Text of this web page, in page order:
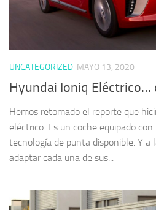
UNCATEGORIZED MAYO 13, 2020
Hyundai Ioniq Eléctrico…
Hemos retomado el reporte que
eléctrico. Es un coche equipado
tecnología de punta disponible. Y a
adaptar cada una de sus...